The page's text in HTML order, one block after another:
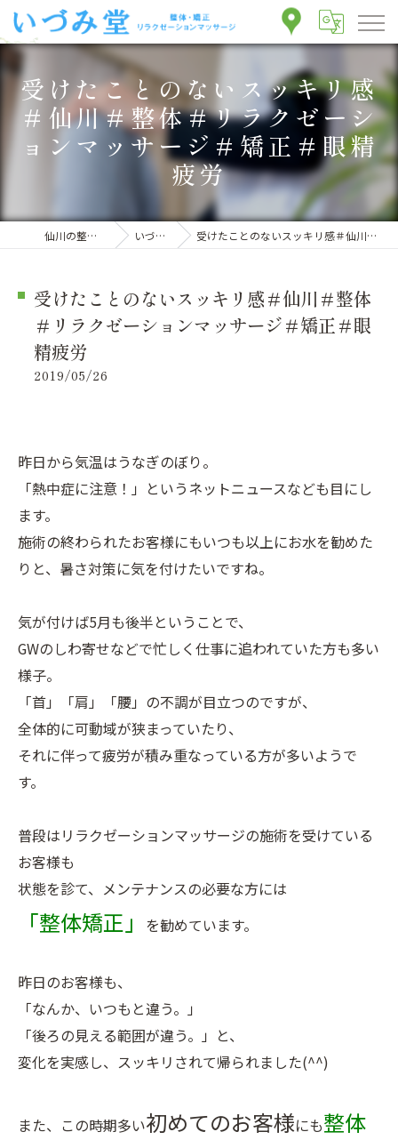
受けたことのないスッキリ感
＃仙川＃整体＃リラクゼーシ
ョンマッサージ＃矯正＃眼精
疲労
仙川の整体ならいづみ堂整体院 いづみ堂のブログ 受けたことのないスッキリ感＃仙川＃整体＃リラクゼーションマッサージ＃矯正＃眼精疲労
受けたことのないスッキリ感＃仙川＃整体
＃リラクゼーションマッサージ＃矯正＃眼
精疲労
2019/05/26
昨日から気温はうなぎのぼり。
「熱中症に注意！」というネットニュースなども目にし
ます。
施術の終わられたお客様にもいつも以上にお水を勧めた
りと、暑さ対策に気を付けたいですね。
気が付けば5月も後半ということで、
GWのしわ寄せなどで忙しく仕事に追われていた方も多い
様子。
「首」「肩」「腰」の不調が目立つのですが、
全体的に可動域が狭まっていたり、
それに伴って疲労が積み重なっている方が多いようで
す。
普段はリラクゼーションマッサージの施術を受けている
お客様も
状態を診て、メンテナンスの必要な方には
「整体矯正」 を勧めています。
昨日のお客様も、
「なんか、いつもと違う。」
「後ろの見える範囲が違う。」と、
変化を実感し、スッキリされて帰られました(^^)
また、この時期多い初めてのお客様にも整体